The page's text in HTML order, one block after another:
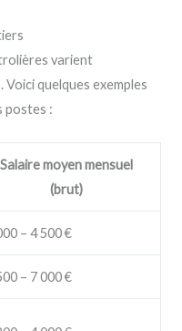
varient
quelques exemples
postes :
Salaire moyen mensuel
(brut)
– 4 500 €
– 7 000 €